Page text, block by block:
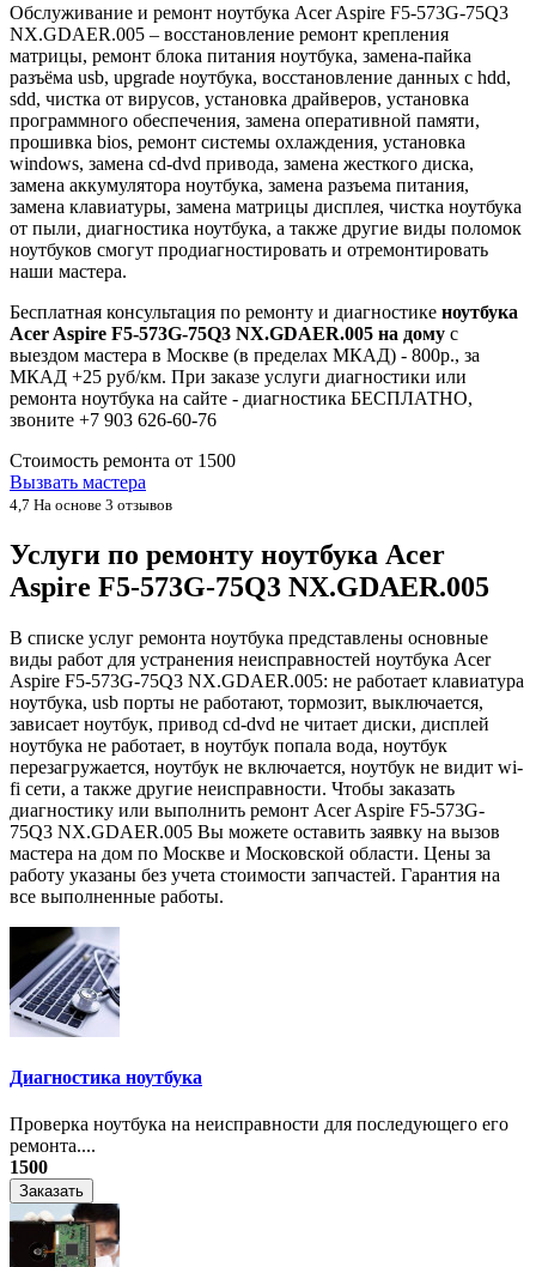
Обслуживание и ремонт ноутбука Acer Aspire F5-573G-75Q3
NX.GDAER.005 – восстановление ремонт крепления
матрицы, ремонт блока питания ноутбука, замена-пайка
разъёма usb, upgrade ноутбука, восстановление данных с hdd,
sdd, чистка от вирусов, установка драйверов, установка
программного обеспечения, замена оперативной памяти,
прошивка bios, ремонт системы охлаждения, установка
windows, замена cd-dvd привода, замена жесткого диска,
замена аккумулятора ноутбука, замена разъема питания,
замена клавиатуры, замена матрицы дисплея, чистка ноутбука
от пыли, диагностика ноутбука, а также другие виды поломок
ноутбуков смогут продиагностировать и отремонтировать
наши мастера.
Бесплатная консультация по ремонту и диагностике ноутбука
Acer Aspire F5-573G-75Q3 NX.GDAER.005 на дому с
выездом мастера в Москве (в пределах МКАД) - 800р., за
МКАД +25 руб/км. При заказе услуги диагностики или
ремонта ноутбука на сайте - диагностика БЕСПЛАТНО,
звоните +7 903 626-60-76
Стоимость ремонта от 1500
Вызвать мастера
4,7 На основе 3 отзывов
Услуги по ремонту ноутбука Acer
Aspire F5-573G-75Q3 NX.GDAER.005
В списке услуг ремонта ноутбука представлены основные
виды работ для устранения неисправностей ноутбука Acer
Aspire F5-573G-75Q3 NX.GDAER.005: не работает клавиатура
ноутбука, usb порты не работают, тормозит, выключается,
зависает ноутбук, привод cd-dvd не читает диски, дисплей
ноутбука не работает, в ноутбук попала вода, ноутбук
перезагружается, ноутбук не включается, ноутбук не видит wi-
fi сети, а также другие неисправности. Чтобы заказать
диагностику или выполнить ремонт Acer Aspire F5-573G-
75Q3 NX.GDAER.005 Вы можете оставить заявку на вызов
мастера на дом по Москве и Московской области. Цены за
работу указаны без учета стоимости запчастей. Гарантия на
все выполненные работы.
Диагностика ноутбука
Проверка ноутбука на неисправности для последующего его
ремонта....
1500
Заказать